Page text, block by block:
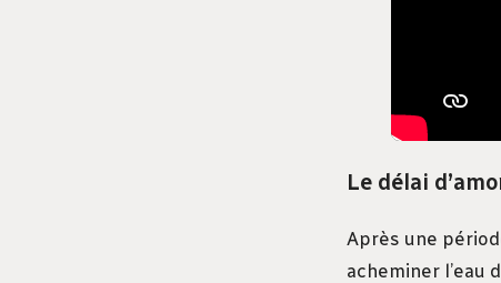
Le délai
Après une
acheminer l’eau